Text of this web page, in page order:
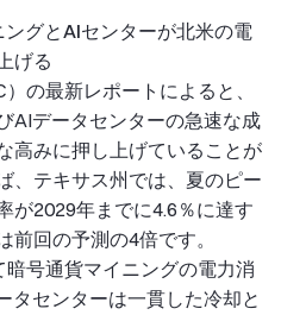
グとAIセンターが北米の電
げる
の最新レポートによると、
AIデータセンターの急速な成
高みに押し上げていることが
、テキサス州では、夏のピー
が2029年までに4.6％に達す
前回の予測の4倍です。
号通貨マイニングの電力消
タセンターは一貫した冷却と